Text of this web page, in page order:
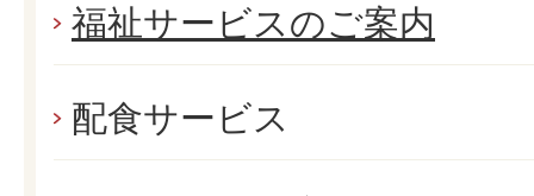
福祉サービスのご案内
配食サービス